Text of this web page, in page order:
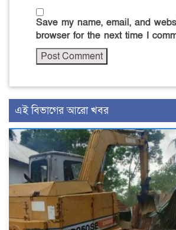
Save my name, email, and
browser for the next time I
এই বিভাগের আরো খবর